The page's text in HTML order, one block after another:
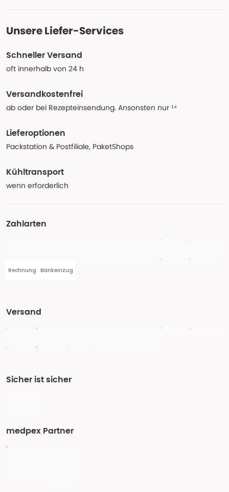
Unsere Liefer-Services
Schneller Versand
oft innerhalb von 24 h
Versandkostenfrei
ab oder bei Rezepteinsendung. Ansonsten nur ¹⁴
Lieferoptionen
Packstation & Postfiliale, PaketShops
Kühltransport
wenn erforderlich
Zahlarten
Rechnung Bankeinzug
Versand
Sicher ist sicher
medpex Partner